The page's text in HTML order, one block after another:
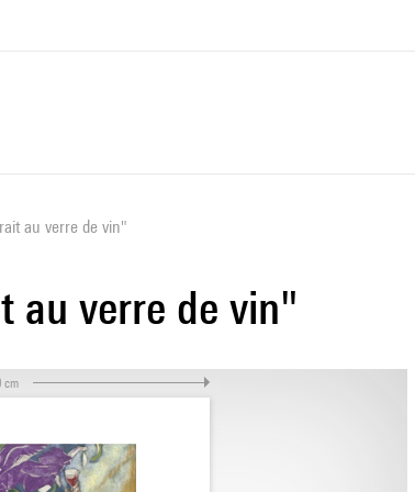
au verre de vin"
au verre de vin"
cm